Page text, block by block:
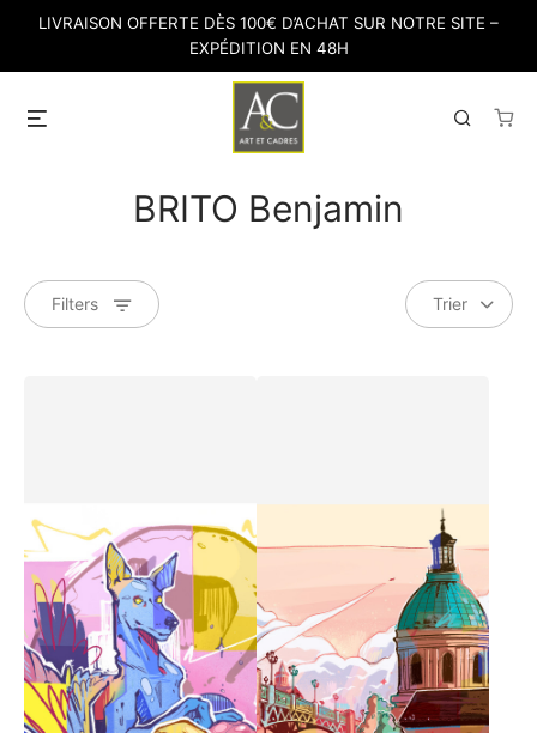
content
LIVRAISON OFFERTE DÈS 100€ D’ACHAT SUR NOTRE SITE –
EXPÉDITION EN 48H
Search
BRITO Benjamin
Filters